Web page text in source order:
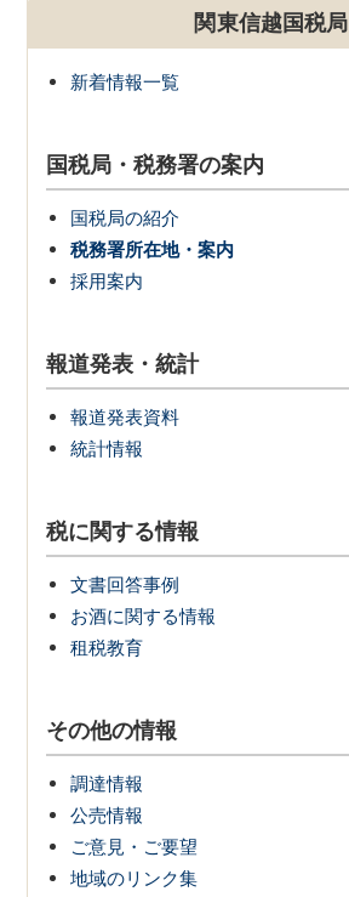
関東信越国税局
新着情報一覧
国税局・税務署の案内
国税局の紹介
税務署所在地・案内
採用案内
報道発表・統計
報道発表資料
統計情報
税に関する情報
文書回答事例
お酒に関する情報
租税教育
その他の情報
調達情報
公売情報
ご意見・ご要望
地域のリンク集